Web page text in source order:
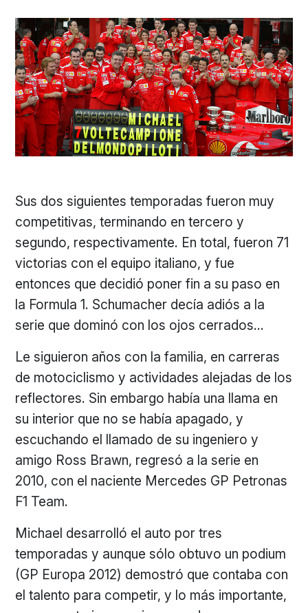
Sus dos siguientes temporadas fueron muy
competitivas, terminando en tercero y
segundo, respectivamente. En total, fueron 71
victorias con el equipo italiano, y fue
entonces que decidió poner fin a su paso en
la Formula 1. Schumacher decía adiós a la
serie que dominó con los ojos cerrados…
Le siguieron años con la familia, en carreras
de motociclismo y actividades alejadas de los
reflectores. Sin embargo había una llama en
su interior que no se había apagado, y
escuchando el llamado de su ingeniero y
amigo Ross Brawn, regresó a la serie en
2010, con el naciente Mercedes GP Petronas
F1 Team.
Michael desarrolló el auto por tres
temporadas y aunque sólo obtuvo un podium
(GP Europa 2012) demostró que contaba con
el talento para competir, y lo más importante,